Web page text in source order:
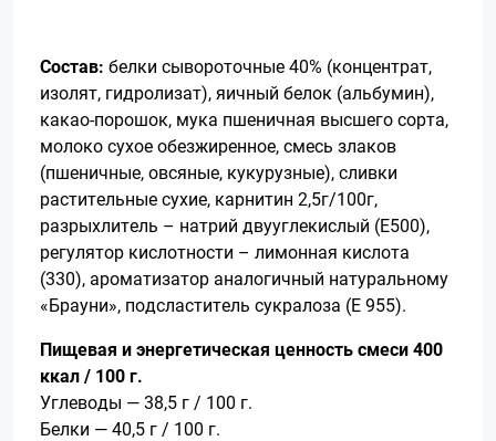
Состав: белки сывороточные 40% (концентрат,
изолят, гидролизат), яичный белок (альбумин),
какао-порошок, мука пшеничная высшего сорта,
молоко сухое обезжиренное, смесь злаков
(пшеничные, овсяные, кукурузные), сливки
растительные сухие, карнитин 2,5г/100г,
разрыхлитель – натрий двууглекислый (Е500),
регулятор кислотности – лимонная кислота
(330), ароматизатор аналогичный натуральному
«Брауни», подсластитель сукралоза (Е 955).
Пищевая и энергетическая ценность смеси 400
ккал / 100 г.
Углеводы — 38,5 г / 100 г.
Белки — 40,5 г / 100 г.